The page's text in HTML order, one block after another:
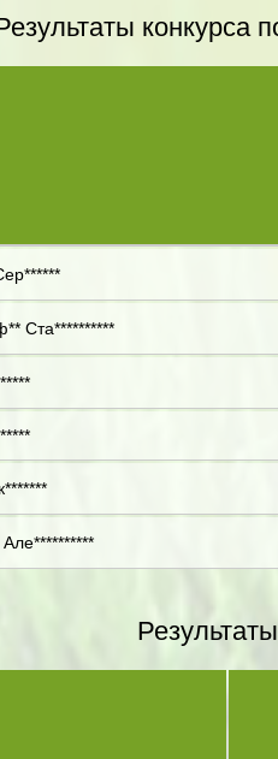
конкурса
Ста**********